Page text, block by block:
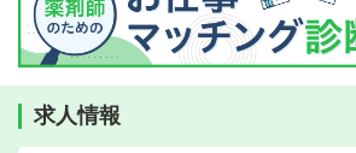
求人情報